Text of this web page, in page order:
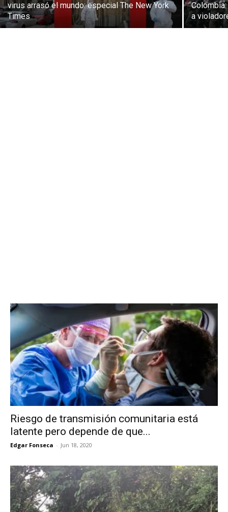
virus arrasó el mundo: especial The New York
Times
a
Riesgo de transmisión comunitaria está
latente pero depende de que...
Edgar Fonseca - Jun 18, 2020